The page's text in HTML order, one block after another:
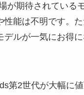
が期待されている
性能は不明です。
デルが一気にお得
第2世代が大幅に